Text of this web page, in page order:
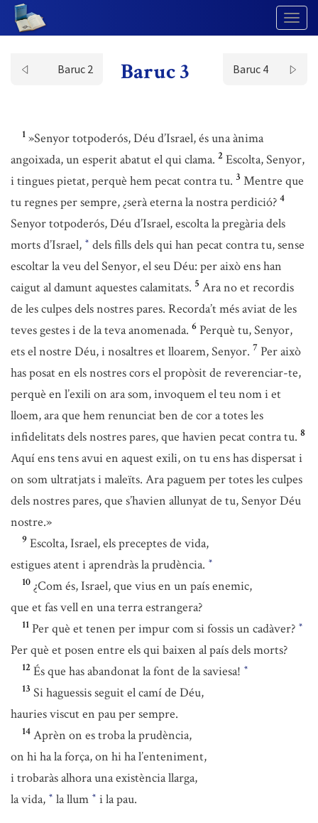
Baruc 2 Baruc 3 Baruc 4
1 »Senyor totpoderós, Déu d’Israel, és una ànima
angoixada, un esperit abatut el qui clama. 2 Escolta, Senyor,
i tingues pietat, perquè hem pecat contra tu. 3 Mentre que
tu regnes per sempre, ¿serà eterna la nostra perdició? 4
Senyor totpoderós, Déu d’Israel, escolta la pregària dels
morts d’Israel, * dels fills dels qui han pecat contra tu, sense
escoltar la veu del Senyor, el seu Déu: per això ens han
caigut al damunt aquestes calamitats. 5 Ara no et recordis
de les culpes dels nostres pares. Recorda’t més aviat de les
teves gestes i de la teva anomenada. 6 Perquè tu, Senyor,
ets el nostre Déu, i nosaltres et lloarem, Senyor. 7 Per això
has posat en els nostres cors el propòsit de reverenciar-te,
perquè en l’exili on ara som, invoquem el teu nom i et
lloem, ara que hem renunciat ben de cor a totes les
infidelitats dels nostres pares, que havien pecat contra tu. 8
Aquí ens tens avui en aquest exili, on tu ens has dispersat i
on som ultratjats i maleïts. Ara paguem per totes les culpes
dels nostres pares, que s’havien allunyat de tu, Senyor Déu
nostre.»
9 Escolta, Israel, els preceptes de vida,
estigues atent i aprendràs la prudència. *
10 ¿Com és, Israel, que vius en un país enemic,
que et fas vell en una terra estrangera?
11 Per què et tenen per impur com si fossis un cadàver? *
Per què et posen entre els qui baixen al país dels morts?
12 És que has abandonat la font de la saviesa! *
13 Si haguessis seguit el camí de Déu,
hauries viscut en pau per sempre.
14 Aprèn on es troba la prudència,
on hi ha la força, on hi ha l’enteniment,
i trobaràs alhora una existència llarga,
la vida, * la llum * i la pau.